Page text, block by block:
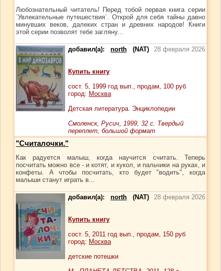
Любознательный читатель! Перед тобой первая книга серии
`Увлекательные путешествия`. Открой для себя тайны давно
минувших веков, далеких стран и древних народов! Книги
этой серии позволят тебе загляну...
добавил(а): north (NAT) 28 февраля 2026
Купить книгу
сост. 5, 1999 год вып., продам, 100 руб
город: Москва
Детская литература. Энциклопедии
Смоленск, Русич, 1999, 32 с. Твердый
переплет, большой формат
"Считалочки."
Как радуется малыш, когда научится считать. Теперь
посчитать можно все - и котят, и кукол, и пальчики на руках, и
конфеты. А чтобы посчитать, кто будет "водить", когда
малыши станут играть в...
добавил(а): north (NAT) 28 февраля 2026
Купить книгу
сост. 5, 2011 год вып., продам, 150 руб
город: Москва
детские потешки